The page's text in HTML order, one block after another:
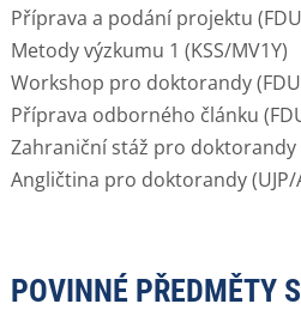
Příprava a podání projektu
Metody výzkumu 1 (KSS/MV1Y)
Workshop pro doktorandy
Příprava odborného článku
Zahraniční stáž pro doktorandy
Angličtina pro doktorandy (UJP/
POVINNÉ PŘEDMĚTY